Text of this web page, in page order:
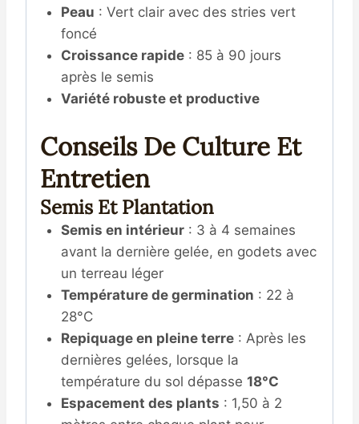
Peau : Vert clair avec des stries vert
foncé
Croissance rapide: 85 à 90 jours
après le semis
Variété robuste et productive
Conseils De Culture Et
Entretien
Semis Et Plantation
Semis en intérieur: 3 à 4 semaines
avant la dernière gelée, en godets avec
un terreau léger
Température de germination : 22 à
28°C
Repiquage en pleine terre: Après les
dernières gelées, lorsque la
température du sol dépasse 18°C
Espacement des plants : 1,50 à 2